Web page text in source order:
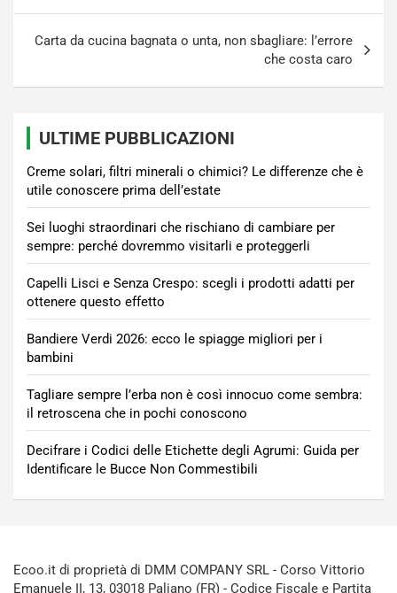
Carta da cucina bagnata o unta, non sbagliare: l’errore
che costa caro
ULTIME PUBBLICAZIONI
Creme solari, filtri minerali o chimici? Le differenze che è
utile conoscere prima dell’estate
Sei luoghi straordinari che rischiano di cambiare per
sempre: perché dovremmo visitarli e proteggerli
Capelli Lisci e Senza Crespo: scegli i prodotti adatti per
ottenere questo effetto
Bandiere Verdi 2026: ecco le spiagge migliori per i
bambini
Tagliare sempre l’erba non è così innocuo come sembra:
il retroscena che in pochi conoscono
Decifrare i Codici delle Etichette degli Agrumi: Guida per
Identificare le Bucce Non Commestibili
Ecoo.it di proprietà di DMM COMPANY SRL - Corso Vittorio
Emanuele II, 13, 03018 Paliano (FR) - Codice Fiscale e Partita